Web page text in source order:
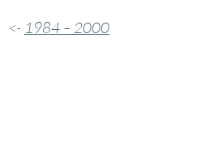
<- 1984 – 2000